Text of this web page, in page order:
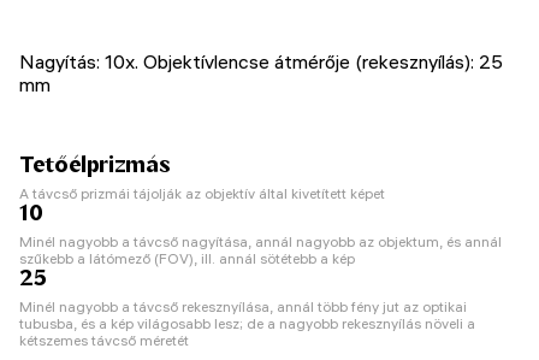
Nagyítás: 10x. Objektívlencse átmérője (rekesznyílás): 25
mm
Tetőélprizmás
A távcső prizmái tájolják az objektív által kivetített képet
10
Minél nagyobb a távcső nagyítása, annál nagyobb az objektum, és annál
szűkebb a látómező (FOV), ill. annál sötétebb a kép
25
Minél nagyobb a távcső rekesznyílása, annál több fény jut az optikai
tubusba, és a kép világosabb lesz; de a nagyobb rekesznyílás növeli a
kétszemes távcső méretét